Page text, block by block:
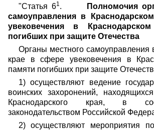
"Статья 61.
Полномочия
самоуправления в
увековечения в
погибших при защите Отечества
Органы местного самоуправления
крае в сфере увековечения в
памяти погибших при защите
1) осуществляют ведение
воинских захоронений,
Краснодарского края, в
законодательством Российской
2) осуществляют мероприятия